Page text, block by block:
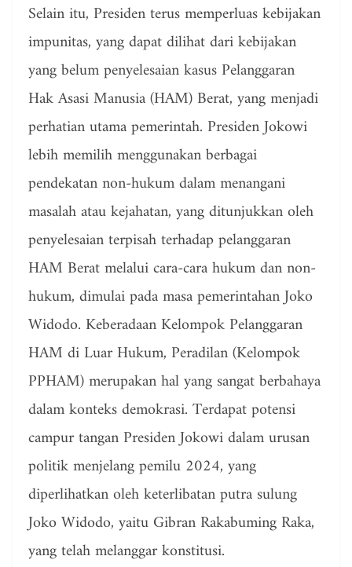
Selain itu, Presiden terus memperluas kebijakan
impunitas, yang dapat dilihat dari kebijakan
yang belum penyelesaian kasus Pelanggaran
Hak Asasi Manusia (HAM) Berat, yang menjadi
perhatian utama pemerintah. Presiden Jokowi
lebih memilih menggunakan berbagai
pendekatan non-hukum dalam menangani
masalah atau kejahatan, yang ditunjukkan oleh
penyelesaian terpisah terhadap pelanggaran
HAM Berat melalui cara-cara hukum dan non-
hukum, dimulai pada masa pemerintahan Joko
Widodo. Keberadaan Kelompok Pelanggaran
HAM di Luar Hukum, Peradilan (Kelompok
PPHAM) merupakan hal yang sangat berbahaya
dalam konteks demokrasi. Terdapat potensi
campur tangan Presiden Jokowi dalam urusan
politik menjelang pemilu 2024, yang
diperlihatkan oleh keterlibatan putra sulung
Joko Widodo, yaitu Gibran Rakabuming Raka,
yang telah melanggar konstitusi.